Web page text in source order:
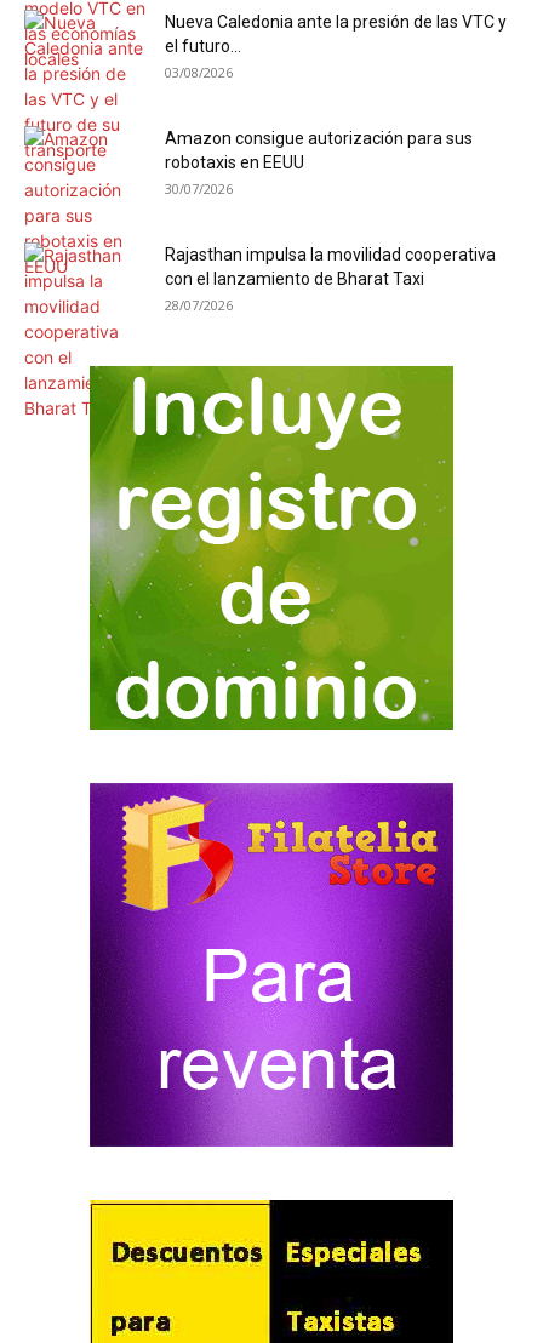
Nueva Caledonia ante la presión de las VTC y
el futuro...
03/08/2026
Amazon consigue autorización para sus
robotaxis en EEUU
30/07/2026
Rajasthan impulsa la movilidad cooperativa
con el lanzamiento de Bharat Taxi
28/07/2026